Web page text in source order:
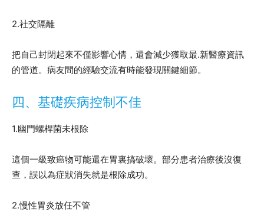
2.社交隔離
把自己封閉起來不僅影響心情，還會減少獲取最.新醫療資訊
的管道。病友間的經驗交流有時能發現關鍵細節。
四、基礎疾病控制不佳
1.幽門螺桿菌未根除
這個一級致癌物可能還在胃裏搞破壞。部分患者治療後沒復
查，誤以為症狀消失就是根除成功。
2.慢性胃炎放任不管